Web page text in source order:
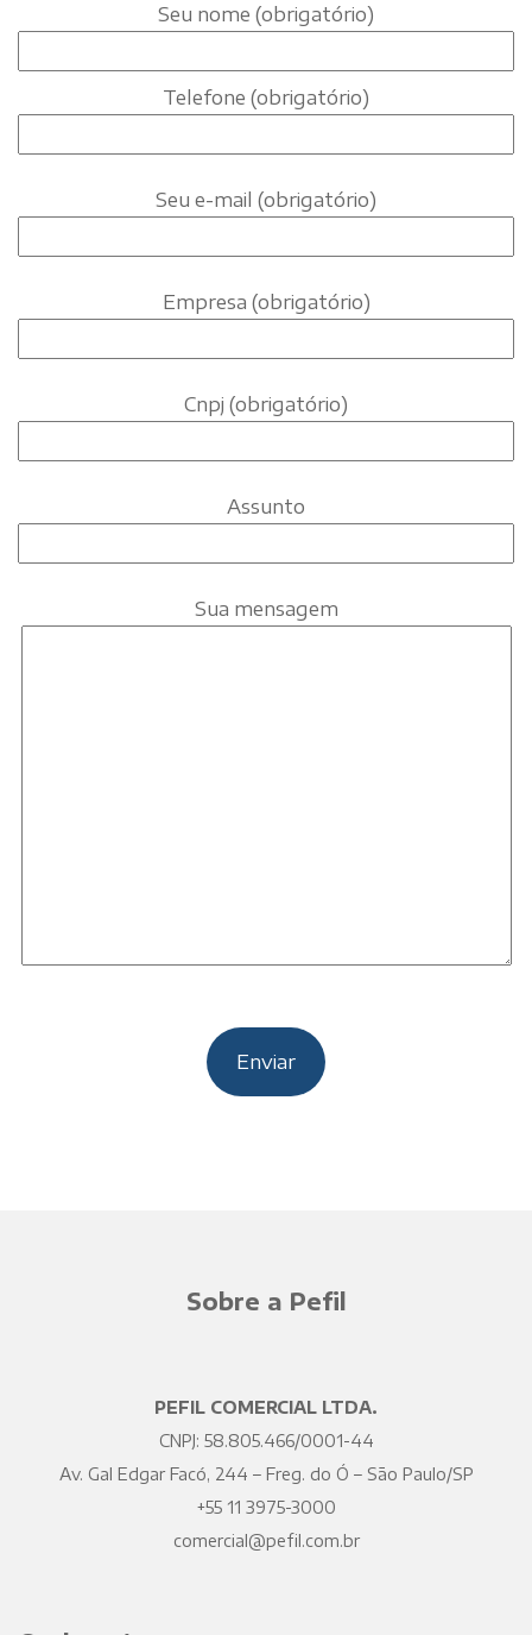
Seu nome (obrigatório)
Telefone (obrigatório)
Seu e-mail (obrigatório)
Empresa (obrigatório)
Cnpj (obrigatório)
Assunto
Sua mensagem
Sobre a Pefil
PEFIL COMERCIAL LTDA.
CNPJ: 58.805.466/0001-44
Av. Gal Edgar Facó, 244 – Freg. do Ó – São Paulo/SP
+55 11 3975-3000
comercial@pefil.com.br